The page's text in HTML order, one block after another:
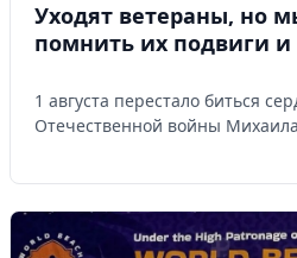
Уходят ветераны, но
помнить их подвиги и
1 августа перестало биться
Отечественной войны